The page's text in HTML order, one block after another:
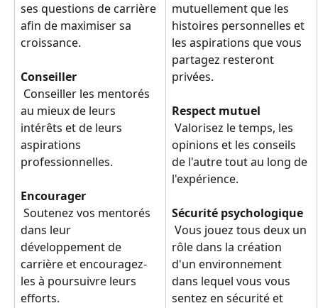
ses questions de carrière
afin de maximiser sa
croissance.
Conseiller
au mieux de leurs
intérêts et de leurs
aspirations
professionnelles.
Encourager
dans leur
développement de
carrière et encouragez-
les à poursuivre leurs
efforts.
mutuellement que les
histoires personnelles et
les aspirations que vous
partagez resteront
privées.
Respect mutuel
opinions et les conseils
de l'autre tout au long de
l'expérience.
Sécurité psychologique
rôle dans la création
d'un environnement
dans lequel vous vous
sentez en sécurité et